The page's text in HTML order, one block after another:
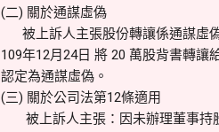
(二) 關於通謀虛偽
被上訴人主張股份轉讓係通謀虛偽
109年12月24日 將 20 萬股背書轉讓
認定為通謀虛偽。
(三) 關於公司法第12條適用
被上訴人主張：因未辦理董事持